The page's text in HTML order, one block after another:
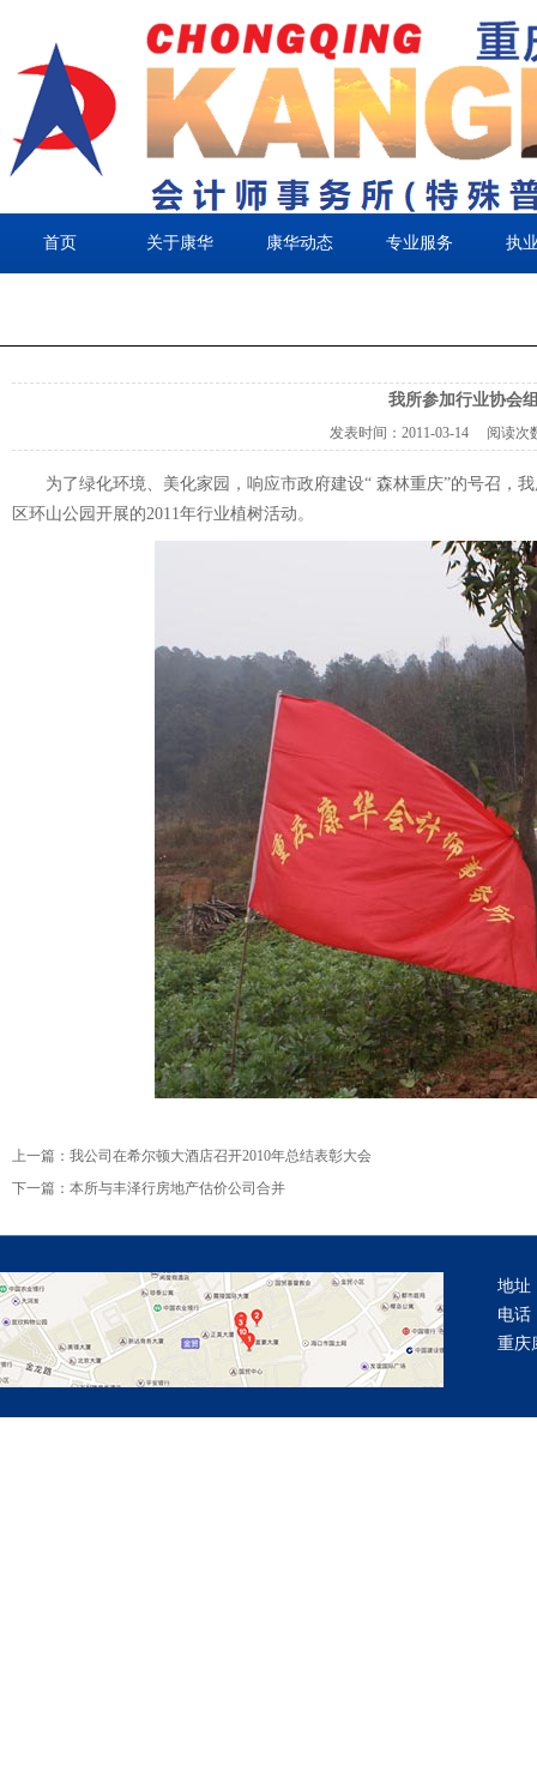
首页 关于康华 康华动态 专业服务 执
我所参加行业协会
发表时间： 2011-03-14 阅读次
为了绿化环境、美化家园，响应市政府建设“ 森林重庆”的号召，
区环山公园开展的2011年行业植树活动。
上一篇： 我公司在希尔顿大酒店召开2010年总结表彰大会
下一篇： 本所与丰泽行房地产估价公司合并
地址
电话
重